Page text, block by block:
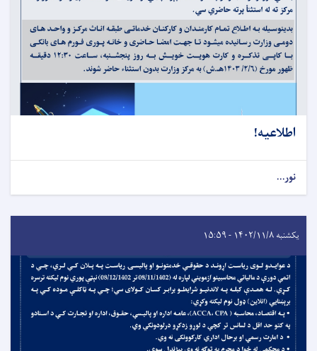
اطلاعیه!
نور...
یکشنبه ۱۴۰۲/۱۱/۸ - ۱۵:۵۹